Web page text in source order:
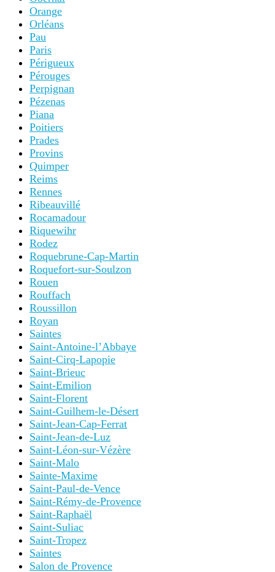
Orange
Orléans
Pau
Paris
Périgueux
Pérouges
Perpignan
Pézenas
Piana
Poitiers
Prades
Provins
Quimper
Reims
Rennes
Ribeauvillé
Rocamadour
Riquewihr
Rodez
Roquebrune-Cap-Martin
Roquefort-sur-Soulzon
Rouen
Rouffach
Roussillon
Royan
Saintes
Saint-Antoine-l’Abbaye
Saint-Cirq-Lapopie
Saint-Brieuc
Saint-Emilion
Saint-Florent
Saint-Guilhem-le-Désert
Saint-Jean-Cap-Ferrat
Saint-Jean-de-Luz
Saint-Léon-sur-Vézère
Saint-Malo
Sainte-Maxime
Saint-Paul-de-Vence
Saint-Rémy-de-Provence
Saint-Raphaël
Saint-Suliac
Saint-Tropez
Saintes
Salon de Provence